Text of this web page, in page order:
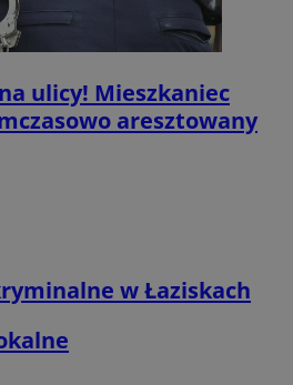
ulicy! Mieszkaniec
aresztowany
w Łaziskach